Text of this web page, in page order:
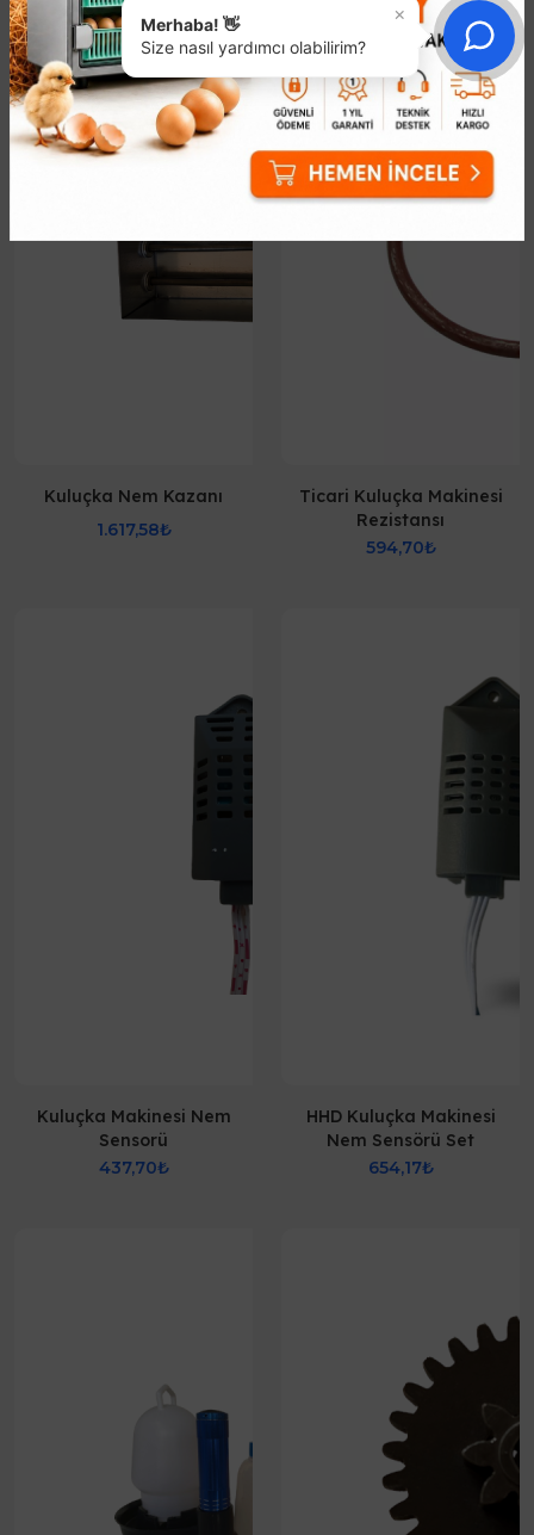
Kuluçka Nem Kazanı
1.617,58₺
Ticari Kuluçka Makinesi
Rezistansı
594,70₺
Kuluçka Makinesi Nem
Sensorü
437,70₺
HHD Kuluçka Makinesi
Nem Sensörü Set
654,17₺
×
Merhaba! 👋
Size nasıl yardımcı olabilirim?